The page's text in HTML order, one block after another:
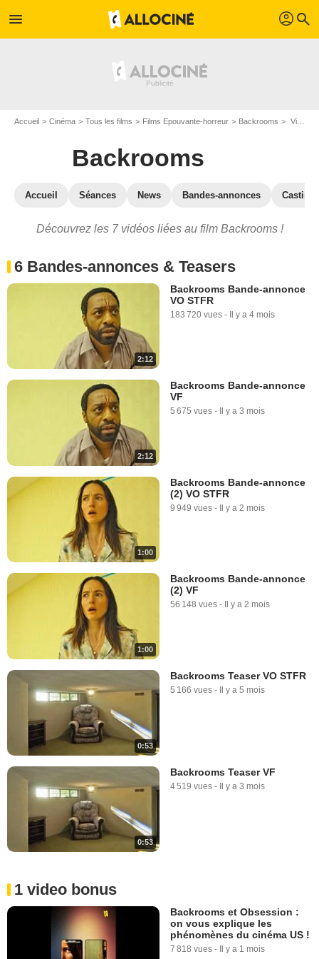
menu profil search
Accueil Cinéma Tous les films Films Epouvante-horreur Backrooms Vidéos du film Backrooms
Backrooms
Accueil Séances News Bandes-annonces Casting
Découvrez les 7 vidéos liées au film Backrooms !
6 Bandes-annonces & Teasers
2:12
Backrooms Bande-annonce
VO STFR
183 720 vues - Il y a 4 mois
2:12
Backrooms Bande-annonce
VF
5 675 vues - Il y a 3 mois
1:00
Backrooms Bande-annonce
(2) VO STFR
9 949 vues - Il y a 2 mois
1:00
Backrooms Bande-annonce
(2) VF
56 148 vues - Il y a 2 mois
0:53
Backrooms Teaser VO STFR
5 166 vues - Il y a 5 mois
0:53
Backrooms Teaser VF
4 519 vues - Il y a 3 mois
1 video bonus
Backrooms et Obsession :
on vous explique les
phénomènes du cinéma US !
7 818 vues - Il y a 1 mois